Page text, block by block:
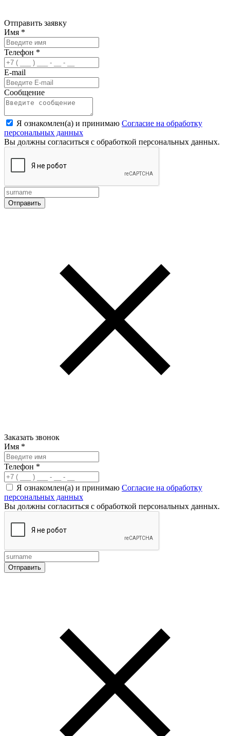
Отправить заявку
Имя *
Телефон *
E-mail
Сообщение
Я ознакомлен(а) и принимаю Согласие на обработку
персональных данных
Вы должны согласиться с обработкой персональных данных.
Заказать звонок
Имя *
Телефон *
Я ознакомлен(а) и принимаю Согласие на обработку
персональных данных
Вы должны согласиться с обработкой персональных данных.